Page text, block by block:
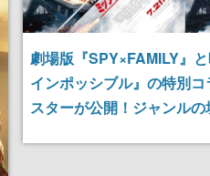
劇場版『SPY×FAMILY』
インポッシブル』の特別
スターが公開！ジャンル